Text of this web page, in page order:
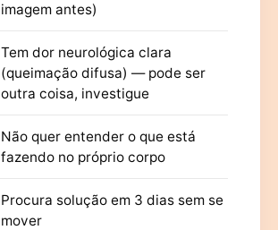
imagem antes)
Tem dor neurológica clara
(queimação difusa) — pode ser
outra coisa, investigue
Não quer entender o que está
fazendo no próprio corpo
Procura solução em 3 dias sem se
mover